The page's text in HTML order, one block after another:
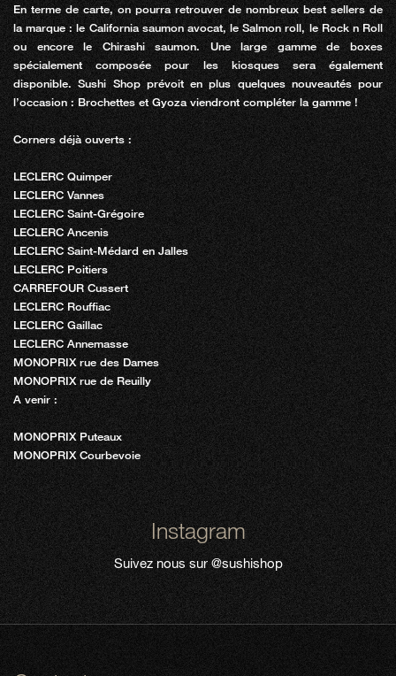
En terme de carte, on pourra retrouver de nombreux best sellers de
la marque : le California saumon avocat, le Salmon roll, le Rock n Roll
ou encore le Chirashi saumon. Une large gamme de boxes
spécialement composée pour les kiosques sera également
disponible. Sushi Shop prévoit en plus quelques nouveautés pour
l’occasion : Brochettes et Gyoza viendront compléter la gamme !
Corners déjà ouverts :
LECLERC Quimper
LECLERC Vannes
LECLERC Saint-Grégoire
LECLERC Ancenis
LECLERC Saint-Médard en Jalles
LECLERC Poitiers
CARREFOUR Cussert
LECLERC Rouffiac
LECLERC Gaillac
LECLERC Annemasse
MONOPRIX rue des Dames
MONOPRIX rue de Reuilly
A venir :
MONOPRIX Puteaux
MONOPRIX Courbevoie
Instagram
Suivez nous sur@sushishop